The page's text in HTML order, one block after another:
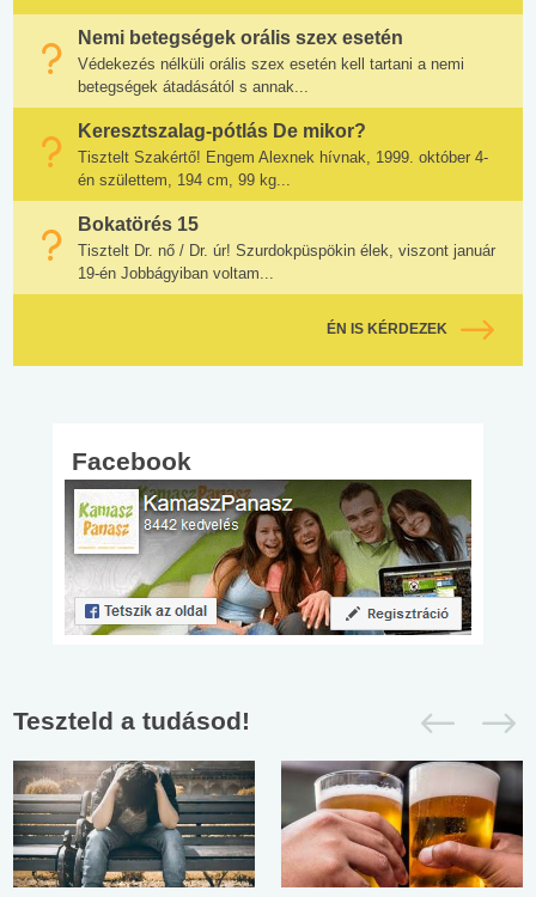
Nemi betegségek orális szex esetén
Védekezés nélküli orális szex esetén kell tartani a nemi
betegségek átadásától s annak...
Keresztszalag-pótlás De mikor?
Tisztelt Szakértő! Engem Alexnek hívnak, 1999. október 4-
én születtem, 194 cm, 99 kg...
Bokatörés 15
Tisztelt Dr. nő / Dr. úr! Szurdokpüspökin élek, viszont január
19-én Jobbágyiban voltam...
ÉN IS KÉRDEZEK
Facebook
Teszteld a tudásod!